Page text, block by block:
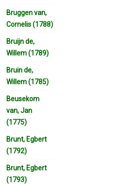
Bruggen van,
Cornelis (1788)
Bruijn de,
Willem (1789)
Bruin de,
Willem (1785)
Beusekom
van, Jan
(1775)
Brunt, Egbert
(1792)
Brunt, Egbert
(1793)